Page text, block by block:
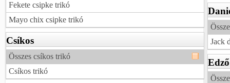
Fekete csipke trikó
Mayo chix csipke trikó
Csíkos
Összes csíkos trikó
Csíkos trikó
Jack
Edző